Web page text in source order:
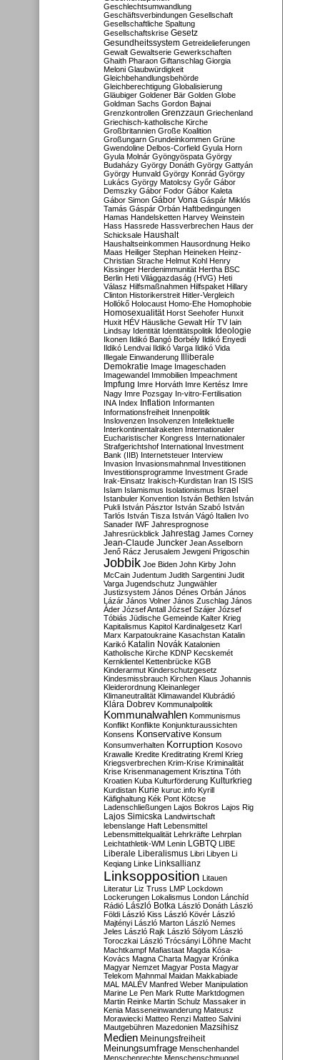
Geschlechtsumwandlung
Geschäftsverbindungen Gesellschaft
Gesellschaftliche Spaltung
Gesellschaftskrise Gesetz
Gesundheitssystem Getreidelieferungen
Gewalt Gewaltserie Gewerkschaften
Ghaith Pharaon Giftanschlag Giorgia
Meloni Glaubwürdigkeit
Gleichbehandlungsbehörde
Gleichberechtigung Globalisierung
Gläubiger Goldener Bär Golden Globe
Goldman Sachs Gordon Bajnai
Grenzkontrollen Grenzzaun Griechenland
Griechisch-katholische Kirche
Großbritannien Große Koalition
Großungarn Grundeinkommen Grüne
Gwendoline Delbos-Corfield Gyula Horn
Gyula Molnár Gyöngyöspata György
Budaházy György Donáth György Gattyán
György Hunvald György Konrád György
Lukács György Matolcsy Győr Gábor
Demszky Gábor Fodor Gábor Kaleta
Gábor Simon Gábor Vona Gáspár Miklós
Tamás Gáspár Orbán Haftbedingungen
Hamas Handelsketten Harvey Weinstein
Hass Hassrede Hassverbrechen Haus der
Schicksale Haushalt
Haushaltseinkommen Hausordnung Heiko
Maas Heiliger Stephan Heineken Heinz-
Christian Strache Helmut Kohl Henry
Kissinger Herdenimmunität Hertha BSC
Berlin Heti Világgazdaság (HVG) Heti
Válasz Hilfsmaßnahmen Hilfspaket Hillary
Clinton Historikerstreit Hitler-Vergleich
Hollókő Holocaust Homo-Ehe Homophobie
Homosexualität Horst Seehofer Hunxit
Huxit HÉV Häusliche Gewalt Hír TV Iain
Lindsay Identität Identitätspolitik Ideologie
Ikonen Ildikó Bangó Borbély Ildikó Enyedi
Ildikó Lendvai Ildikó Varga Ildikó Vida
Illegale Einwanderung Illiberale
Demokratie Image Imageschaden
Imagewandel Immobilien Impeachment
Impfung Imre Horváth Imre Kertész Imre
Nagy Imre Pozsgay In-vitro-Fertilisation
INA Index Inflation Informanten
Informationsfreiheit Innenpolitik
Inslovenzen Insolvenzen Intellektuelle
Interkontinentalraketen Internationaler
Eucharistischer Kongress Internationaler
Strafgerichtshof International Investment
Bank (IIB) Internetsteuer Interview
Invasion Invasionsmahnmal Investitionen
Investitionsprogramme Investment Grade
Irak-Einsatz Irakisch-Kurdistan Iran IS ISIS
Islam Islamismus Isolationismus Israel
Istanbuler Konvention István Bethlen István
Pukli István Pásztor István Szabó István
Tarlós István Tisza István Vágó Italien Ivo
Sanader IWF Jahresprognose
Jahresrückblick Jahrestag James Corney
Jean-Claude Juncker Jean Asselborn
Jenő Rácz Jerusalem Jewgeni Prigoschin
Jobbik Joe Biden John Kirby John
McCain Judentum Judith Sargentini Judit
Varga Jugendschutz Jungwähler
Justizsystem János Dénes Orbán János
Lázár János Volner János Zuschlag János
Áder József Antall József Szájer József
Tóbiás Jüdische Gemeinde Kalter Krieg
Kapitalismus Kapitol Kardinalgesetz Karl
Marx Karpatoukraine Kasachstan Katalin
Karikó Katalin Novák Katalonien
Katholische Kirche KDNP Kecskemét
Kernklientel Kettenbrücke KGB
Kinderarmut Kinderschutzgesetz
Kindesmissbrauch Kirchen Klaus Johannis
Kleiderordnung Kleinanleger
Klimaneutralität Klimawandel Klubrádió
Klára Dobrev Kommunalpolitik
Kommunalwahlen Kommunismus
Konflikt Konflikte Konjunkturaussichten
Konsens Konservative Konsum
Konsumverhalten Korruption Kosovo
Krawalle Kredite Kreditrating Kreml Krieg
Kriegsverbrechen Krim-Krise Kriminalität
Krise Krisenmanagement Krisztina Tóth
Kroatien Kuba Kulturförderung Kulturkrieg
Kurdistan Kurie kuruc.info Kyrill
Käfighaltung Kék Pont Kötcse
Ladenschließungen Lajos Bokros Lajos Rig
Lajos Simicska Landwirtschaft
lebenslange Haft Lebensmittel
Lebensmittelqualität Lehrkräfte Lehrplan
Leichtathletik-WM Lenin LGBTQ LIBE
Liberale Liberalismus Libri Libyen Li
Keqiang Linke Linksallianz
Linksopposition Litauen
Literatur Liz Truss LMP Lockdown
Lockerungen Lokalismus London Lánchíd
Rádió
László Botka László Donáth László
Földi László Kiss László Kövér László
Majtényi László Marton László Nemes
Jeles László Rajk László Sólyom László
Toroczkai László Trócsányi Löhne Macht
Machtkampf Mafiastaat Magda Kósa-
Kovács Magna Charta Magyar Krónika
Magyar Nemzet Magyar Posta Magyar
Telekom Mahnmal Maidan Makkabiade
MAL MALÉV Manfred Weber Manipulation
Marine Le Pen Mark Rutte Marktdogmen
Martin Reinke Martin Schulz Massaker in
Kenia Masseneinwanderung Mateusz
Morawiecki Matteo Renzi Matteo Salvini
Mautgebühren Mazedonien Mazsihisz
Medien Meinungsfreiheit
Meinungsumfrage Menschenhandel
Menschenrechte Menschenschmuggel